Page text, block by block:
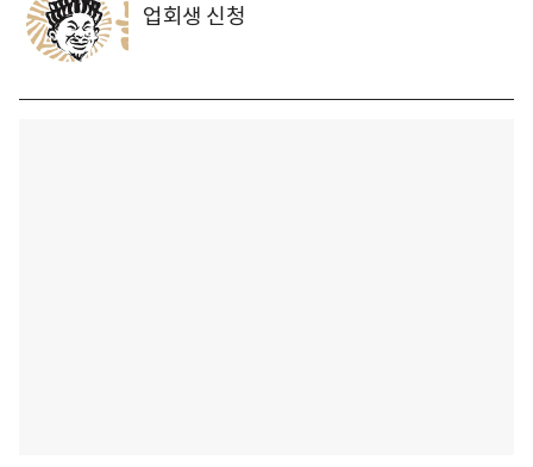
업회생 신청